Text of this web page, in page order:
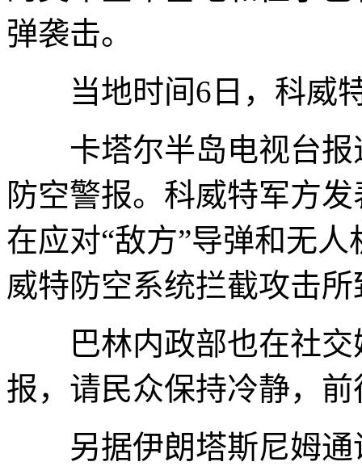
弹袭击。
当地时间6日，科威特
卡塔尔半岛电视台报
防空警报。科威特军方
在应对“敌方”导弹和无
威特防空系统拦截攻击所
巴林内政部也在社交
报，请民众保持冷静，
另据伊朗塔斯尼姆通